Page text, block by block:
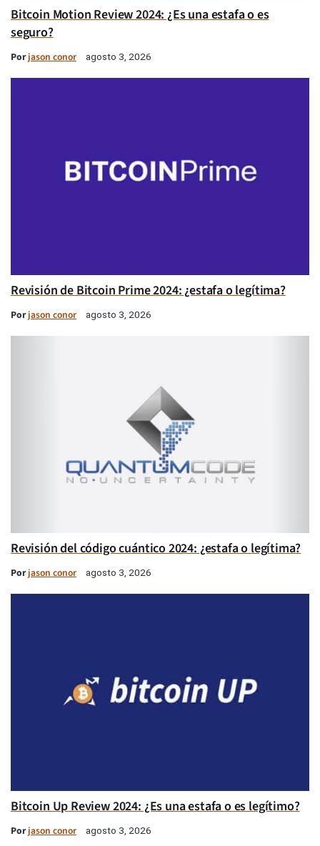
Bitcoin Motion Review 2024: ¿Es una estafa o es
seguro?
Porjason conor agosto 3, 2026
Revisión de Bitcoin Prime 2024: ¿estafa o legítima?
Porjason conor agosto 3, 2026
Revisión del código cuántico 2024: ¿estafa o legítima?
Porjason conor agosto 3, 2026
Bitcoin Up Review 2024: ¿Es una estafa o es legítimo?
Porjason conor agosto 3, 2026